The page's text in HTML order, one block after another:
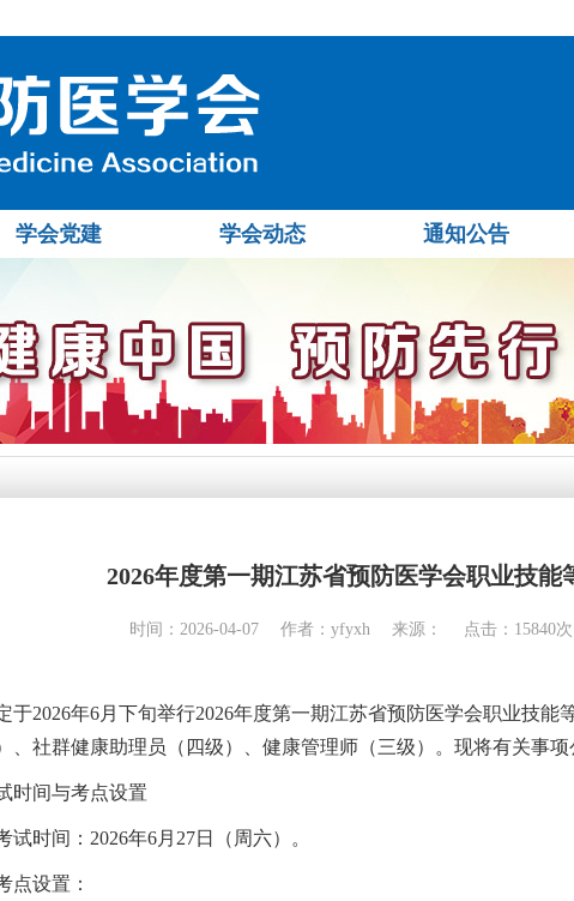
学会党建 学会动态 通知公告
2026年度第一期江苏省预防医学会职业技能
时间：2026-04-07 作者：yfyxh 来源： 点击： 15840
于2026年6月下旬举行2026年度第一期江苏省预防医学会职业技
、社群健康助理员（四级）、健康管理师（三级）。现将有关事项
时间与考点设置
试时间：2026年6月27日（周六）。
点设置：